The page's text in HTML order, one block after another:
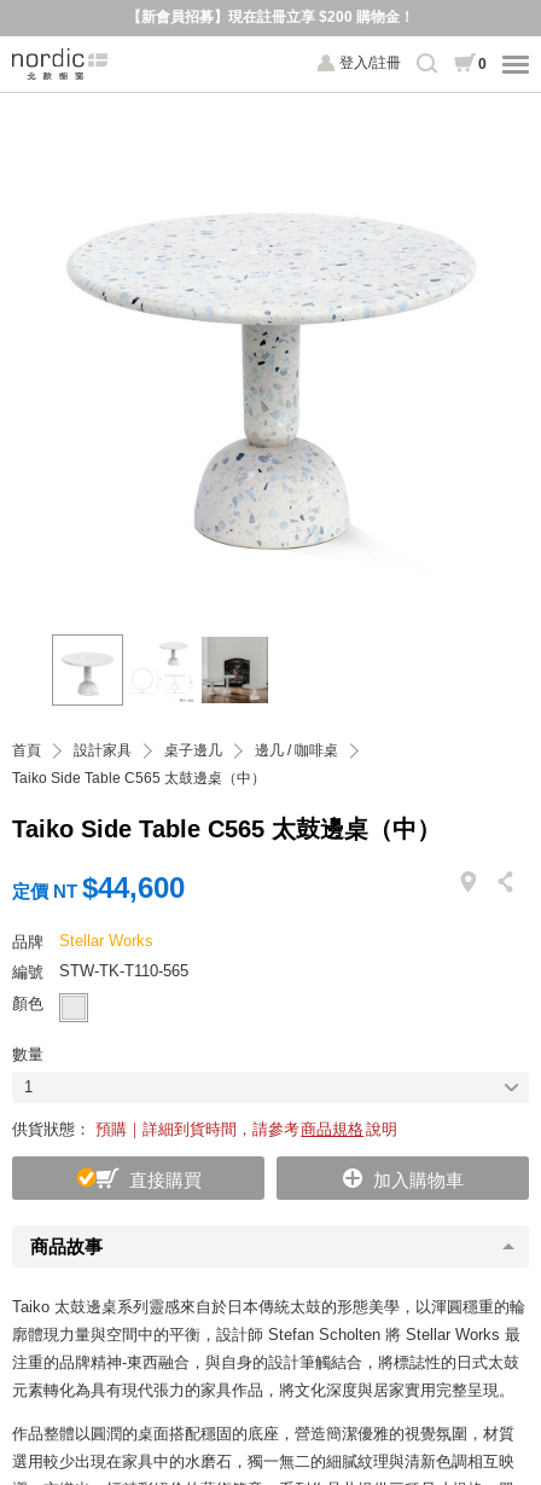
【新會員招募】現在註冊立享 $200 購物金！
登入/註冊 0
首頁 設計家具 桌子邊几
邊几 / 咖啡桌
Taiko Side Table C565 太鼓邊桌（中）
Taiko Side Table C565 太鼓邊桌（中）
商品故事
Taiko 太鼓邊桌系列靈感來自於日本傳統太鼓的形態美學，以渾圓穩重的輪
廓體現力量與空間中的平衡，設計師 Stefan Scholten 將 Stellar Works 最
注重的品牌精神-東西融合，與自身的設計筆觸結合，將標誌性的日式太鼓
元素轉化為具有現代張力的家具作品，將文化深度與居家實用完整呈現。
作品整體以圓潤的桌面搭配穩固的底座，營造簡潔優雅的視覺氛圍，材質
選用較少出現在家具中的水磨石，獨一無二的細膩紋理與清新色調相互映
定價 NT $44,600
品牌
Stellar Works
編號
STW-TK-T110-565
顏色
數量
1
供貨狀態： 預購｜詳細到貨時間，請參考商品規格說明
直接購買 加入購物車